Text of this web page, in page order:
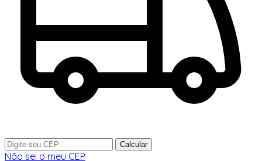
Calcular
Não sei o meu CEP